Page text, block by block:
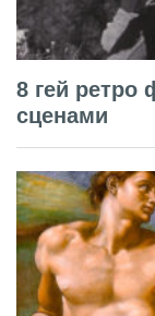
8 гей ретро
сценами